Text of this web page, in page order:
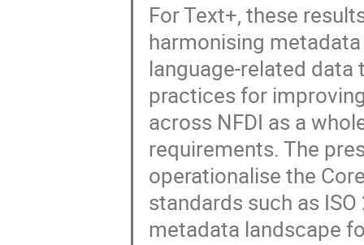
For Text+, these
harmonising
language-related
practices for
across NFDI as a
requirements. The
operationalise the
standards such as
metadata landscape